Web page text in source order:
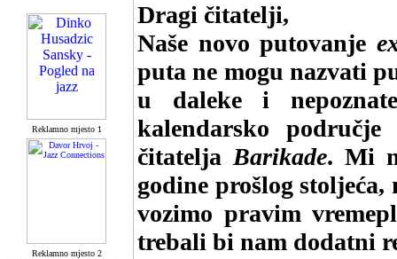
Reklamno mjesto 1
Reklamno mjesto 2
Dragi čitatelji,
Naše novo putovanje
puta ne mogu nazvati
u daleke i
kalendarsko
čitatelja Barikade. Mi
godine prošlog
vozimo pravim
trebali bi nam dodatni